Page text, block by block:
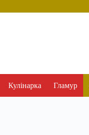
Кулінарка Гламур